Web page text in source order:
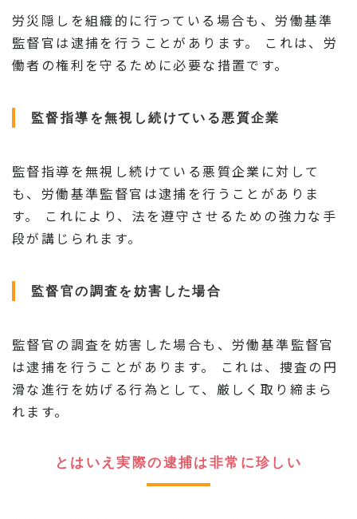
労災隠しを組織的に行っている場合も、労働基準
監督官は逮捕を行うことがあります。 これは、労
働者の権利を守るために必要な措置です。
監督指導を無視し続けている悪質企業
監督指導を無視し続けている悪質企業に対して
も、労働基準監督官は逮捕を行うことがありま
す。 これにより、法を遵守させるための強力な手
段が講じられます。
監督官の調査を妨害した場合
監督官の調査を妨害した場合も、労働基準監督官
は逮捕を行うことがあります。 これは、捜査の円
滑な進行を妨げる行為として、厳しく取り締まら
れます。
とはいえ実際の逮捕は非常に珍しい